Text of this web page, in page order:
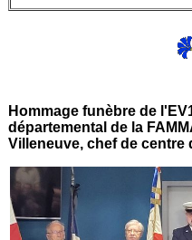
Hommage funèbre de
départemental de la
Villeneuve, chef de centre